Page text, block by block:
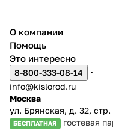
О компании
Помощь
Это интересно
8-800-333-08-14
info@kislorod.ru
Москва
ул. Брянская, д. 32, стр.
БЕСПЛАТНАЯ гостевая